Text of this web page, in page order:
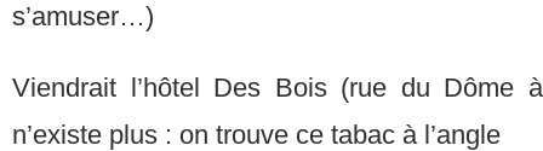
s’amuser…)
Viendrait l’hôtel Des Bois (rue du Dôme
n’existe plus : on trouve ce tabac à l’angle